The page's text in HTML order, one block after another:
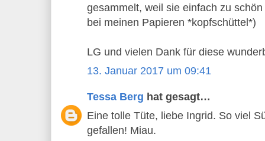
gesammelt, weil sie einfach zu
bei meinen Papieren *kopfschüttel*)
LG und vielen Dank für diese
13. Januar 2017 um 09:41
Tessa Berg hat gesagt…
Eine tolle Tüte, liebe Ingrid. So viel
gefallen! Miau.